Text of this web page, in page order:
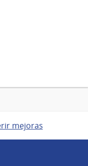
mejoras